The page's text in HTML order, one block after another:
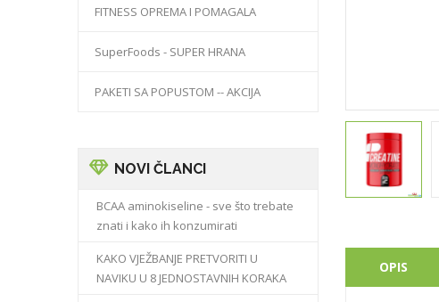
FITNESS OPREMA I POMAGALA
SuperFoods - SUPER HRANA
PAKETI SA POPUSTOM -- AKCIJA
NOVI ČLANCI
BCAA aminokiseline - sve što trebate
znati i kako ih konzumirati
KAKO VJEŽBANJE PRETVORITI U
NAVIKU U 8 JEDNOSTAVNIH KORAKA
OPIS